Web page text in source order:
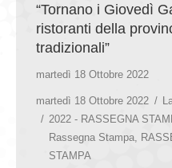
“Tornano i Giovedì
ristoranti della
tradizionali”
martedì 18 Ottobre 2022
martedì 18 Ottobre 2022
2022 - RASSEGNA
Rassegna Stampa
STAMPA